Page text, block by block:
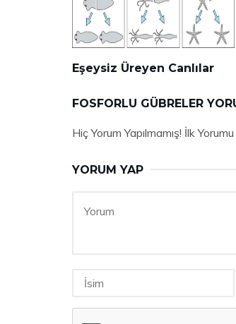
Eşeysiz Üreyen Canlılar
FOSFORLU GÜBRELER
Hiç Yorum Yapılmamış! İlk
YORUM YAP